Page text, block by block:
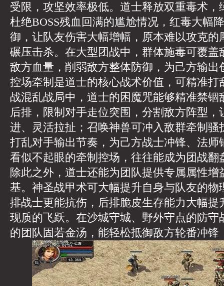
受限，攻坚效率极低。道士释放双重毒术，
杜绝BOSS残血回满的尴尬情况，红毒大幅
御，让队友伤害大幅增幅，原本难以攻克的
碾压击杀。在大型团战中，群体施毒可覆盖
敌方血量，削弱敌方整体防御，为己方输出
控场牵制是道士的核心战术价值，可精准打
战混乱战局中，道士的困魔咒能够精准禁锢
后排，限制对手走位突围，分割敌方阵型，
进、灵活拉扯；召唤神兽可冲入敌群牵制骚
打乱对手输出节奏，为己方战士冲锋、法师
看似不起眼的牵制控场，往往能成为团战翻
除此之外，道士还能为团队提供专属属性增
基。神圣战甲术可大幅提升自身与队友的物
排战士更能抗伤，后排脆皮生存能力大幅提
现质的飞跃。在沙城守城、野外守点的防守
的团队固若金汤，能轻松抵御敌方轮番冲锋